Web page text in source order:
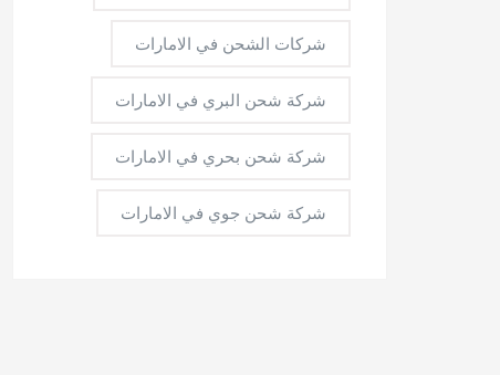
شركات الشحن في الامارات
شركة شحن البري في الامارات
شركة شحن بحري في الامارات
شركة شحن جوي في الامارات